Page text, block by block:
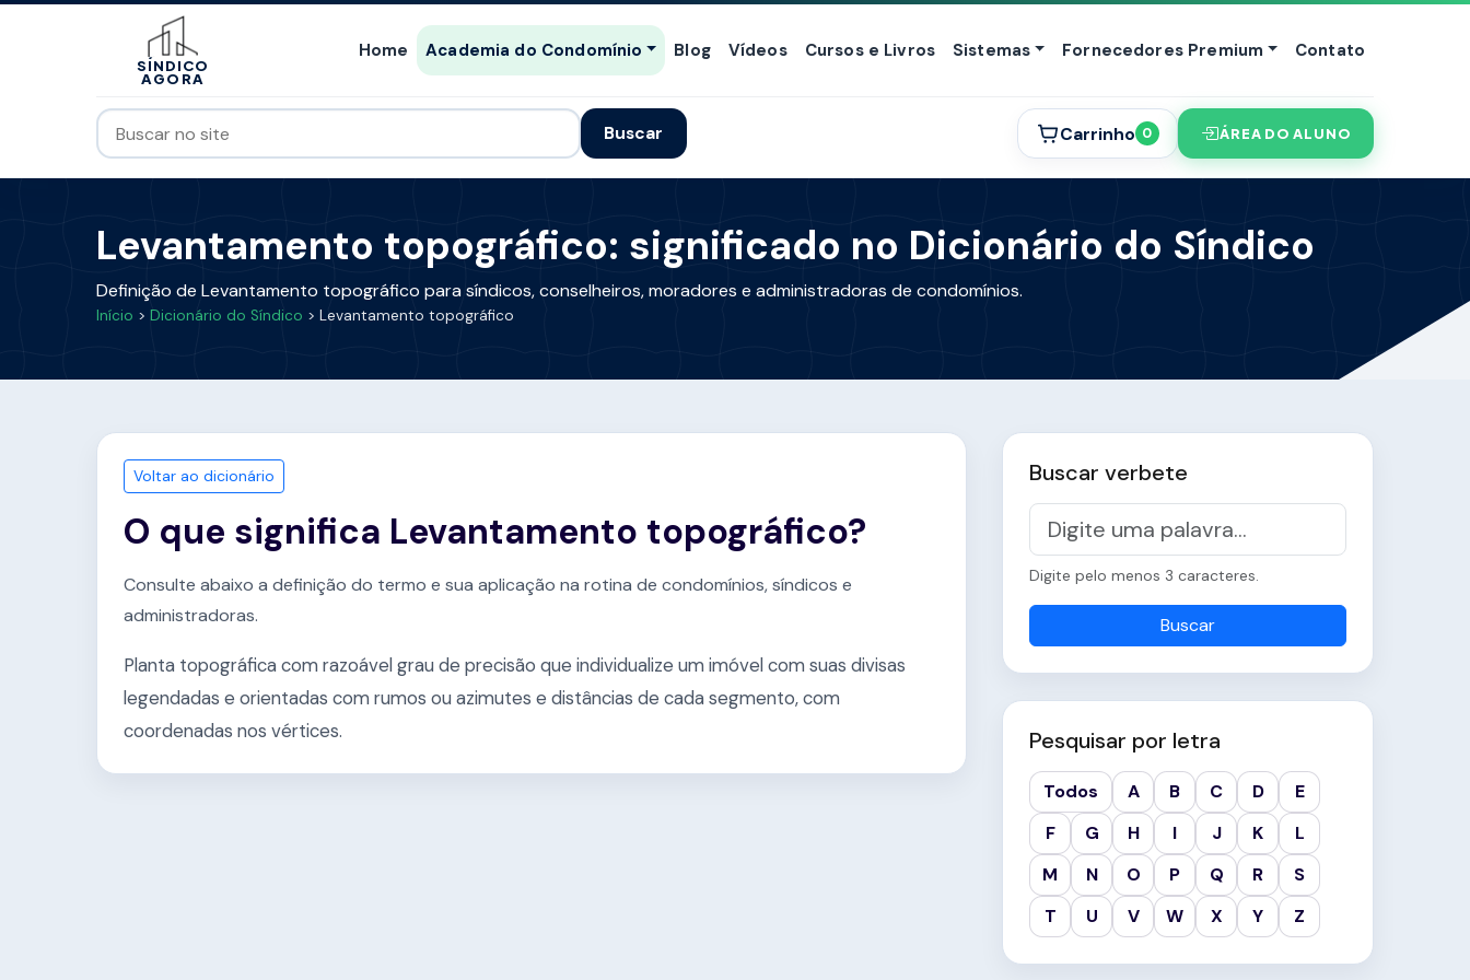
SÍNDICO
AGORA
Home Academia do Condomínio Blog Vídeos Cursos e Livros Sistemas Fornecedores Premium Contato
Buscar Carrinho 0 ÁREA DO ALUNO
Levantamento topográfico: significado no Dicionário do Síndico
Definição de Levantamento topográfico para síndicos, conselheiros, moradores e administradoras de condomínios.
Início > Dicionário do Síndico > Levantamento topográfico
Voltar ao dicionário
O que significa Levantamento topográfico?
Consulte abaixo a definição do termo e sua aplicação na rotina de condomínios, síndicos e
administradoras.
Planta topográfica com razoável grau de precisão que individualize um imóvel com suas divisas
legendadas e orientadas com rumos ou azimutes e distâncias de cada segmento, com
coordenadas nos vértices.
Buscar verbete
Digite pelo menos 3 caracteres.
Buscar
Pesquisar por letra
Todos A B C D
E
F
G H I J K
L
M
N O P Q R
S
T
U V W X Y Z